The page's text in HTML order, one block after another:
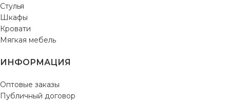
Стулья
Шкафы
Кровати
Мягкая мебель
ИНФОРМАЦИЯ
Оптовые заказы
Публичный договор